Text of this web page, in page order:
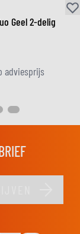
Geel 2-delig
adviesprijs